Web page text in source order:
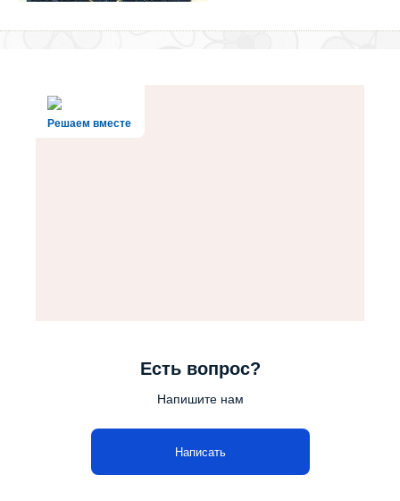
Решаем вместе
Есть вопрос?
Напишите нам
Написать